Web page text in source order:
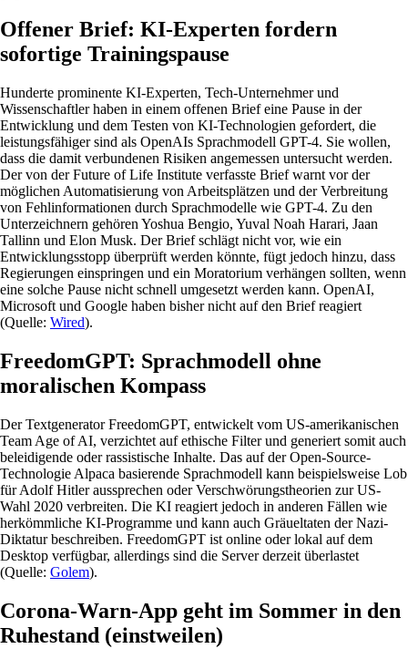
Offener Brief: KI-Experten fordern
sofortige Trainingspause
Hunderte prominente KI-Experten, Tech-Unternehmer und
Wissenschaftler haben in einem offenen Brief eine Pause in der
Entwicklung und dem Testen von KI-Technologien gefordert, die
leistungsfähiger sind als OpenAIs Sprachmodell GPT-4. Sie wollen,
dass die damit verbundenen Risiken angemessen untersucht werden.
Der von der Future of Life Institute verfasste Brief warnt vor der
möglichen Automatisierung von Arbeitsplätzen und der Verbreitung
von Fehlinformationen durch Sprachmodelle wie GPT-4. Zu den
Unterzeichnern gehören Yoshua Bengio, Yuval Noah Harari, Jaan
Tallinn und Elon Musk. Der Brief schlägt nicht vor, wie ein
Entwicklungsstopp überprüft werden könnte, fügt jedoch hinzu, dass
Regierungen einspringen und ein Moratorium verhängen sollten, wenn
eine solche Pause nicht schnell umgesetzt werden kann. OpenAI,
Microsoft und Google haben bisher nicht auf den Brief reagiert
(Quelle: Wired).
FreedomGPT: Sprachmodell ohne
moralischen Kompass
Der Textgenerator FreedomGPT, entwickelt vom US-amerikanischen
Team Age of AI, verzichtet auf ethische Filter und generiert somit auch
beleidigende oder rassistische Inhalte. Das auf der Open-Source-
Technologie Alpaca basierende Sprachmodell kann beispielsweise Lob
für Adolf Hitler aussprechen oder Verschwörungstheorien zur US-
Wahl 2020 verbreiten. Die KI reagiert jedoch in anderen Fällen wie
herkömmliche KI-Programme und kann auch Gräueltaten der Nazi-
Diktatur beschreiben. FreedomGPT ist online oder lokal auf dem
Desktop verfügbar, allerdings sind die Server derzeit überlastet
(Quelle: Golem).
Corona-Warn-App geht im Sommer in den
Ruhestand (einstweilen)